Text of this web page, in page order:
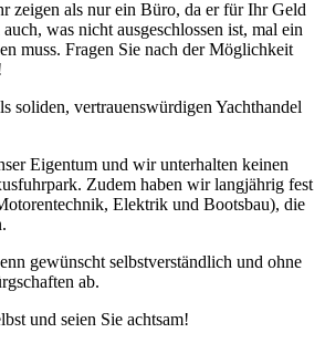
zeigen als nur ein Büro, da er für Ihr Geld
auch, was nicht ausgeschlossen ist, mal ein
muss. Fragen Sie nach der Möglichkeit
soliden, vertrauenswürdigen Yachthandel
Eigentum und wir unterhalten keinen
Zudem haben wir langjährig fest
Elektrik und Bootsbau), die
gewünscht selbstverständlich und ohne
ab.
und seien Sie achtsam!